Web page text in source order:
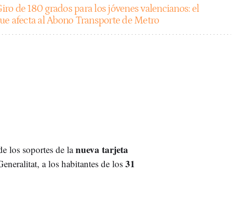
de 180 grados para los jóvenes valencianos: el
afecta al Abono Transporte de Metro
los soportes de lanueva tarjeta
a los habitantes de los 31